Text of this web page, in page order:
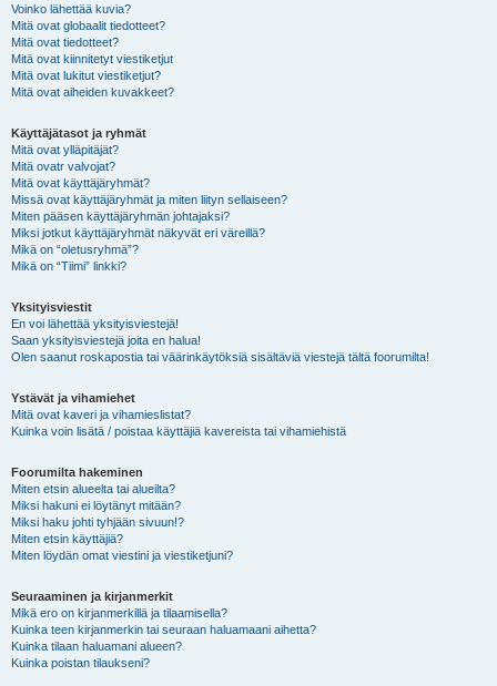
Voinko lähettää kuvia?
Mitä ovat globaalit tiedotteet?
Mitä ovat tiedotteet?
Mitä ovat kiinnitetyt viestiketjut
Mitä ovat lukitut viestiketjut?
Mitä ovat aiheiden kuvakkeet?
Käyttäjätasot ja ryhmät
Mitä ovat ylläpitäjät?
Mitä ovatr valvojat?
Mitä ovat käyttäjäryhmät?
Missä ovat käyttäjäryhmät ja miten liityn sellaiseen?
Miten pääsen käyttäjäryhmän johtajaksi?
Miksi jotkut käyttäjäryhmät näkyvät eri väreillä?
Mikä on “oletusryhmä”?
Mikä on “Tiimi” linkki?
Yksityisviestit
En voi lähettää yksityisviestejä!
Saan yksityisviestejä joita en halua!
Olen saanut roskapostia tai väärinkäytöksiä sisältäviä viestejä tältä foorumilta!
Ystävät ja vihamiehet
Mitä ovat kaveri ja vihamieslistat?
Kuinka voin lisätä / poistaa käyttäjiä kavereista tai vihamiehistä
Foorumilta hakeminen
Miten etsin alueelta tai alueilta?
Miksi hakuni ei löytänyt mitään?
Miksi haku johti tyhjään sivuun!?
Miten etsin käyttäjiä?
Miten löydän omat viestini ja viestiketjuni?
Seuraaminen ja kirjanmerkit
Mikä ero on kirjanmerkillä ja tilaamisella?
Kuinka teen kirjanmerkin tai seuraan haluamaani aihetta?
Kuinka tilaan haluamani alueen?
Kuinka poistan tilaukseni?